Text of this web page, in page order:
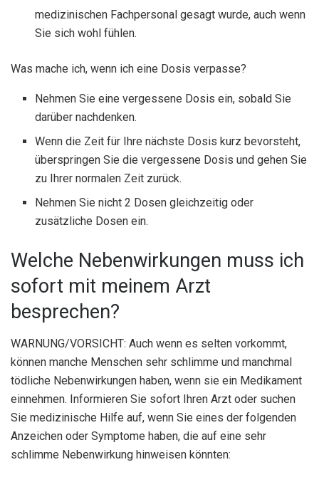
medizinischen Fachpersonal gesagt wurde, auch wenn
Sie sich wohl fühlen.
Was mache ich, wenn ich eine Dosis verpasse?
Nehmen Sie eine vergessene Dosis ein, sobald Sie
darüber nachdenken.
Wenn die Zeit für Ihre nächste Dosis kurz bevorsteht,
überspringen Sie die vergessene Dosis und gehen Sie
zu Ihrer normalen Zeit zurück.
Nehmen Sie nicht 2 Dosen gleichzeitig oder
zusätzliche Dosen ein.
Welche Nebenwirkungen muss ich
sofort mit meinem Arzt
besprechen?
WARNUNG/VORSICHT: Auch wenn es selten vorkommt,
können manche Menschen sehr schlimme und manchmal
tödliche Nebenwirkungen haben, wenn sie ein Medikament
einnehmen. Informieren Sie sofort Ihren Arzt oder suchen
Sie medizinische Hilfe auf, wenn Sie eines der folgenden
Anzeichen oder Symptome haben, die auf eine sehr
schlimme Nebenwirkung hinweisen könnten: